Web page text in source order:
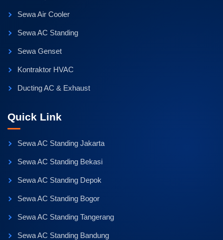
Sewa Air Cooler
Sewa AC Standing
Sewa Genset
Kontraktor HVAC
Ducting AC & Exhaust
Quick Link
Sewa AC Standing Jakarta
Sewa AC Standing Bekasi
Sewa AC Standing Depok
Sewa AC Standing Bogor
Sewa AC Standing Tangerang
Sewa AC Standing Bandung